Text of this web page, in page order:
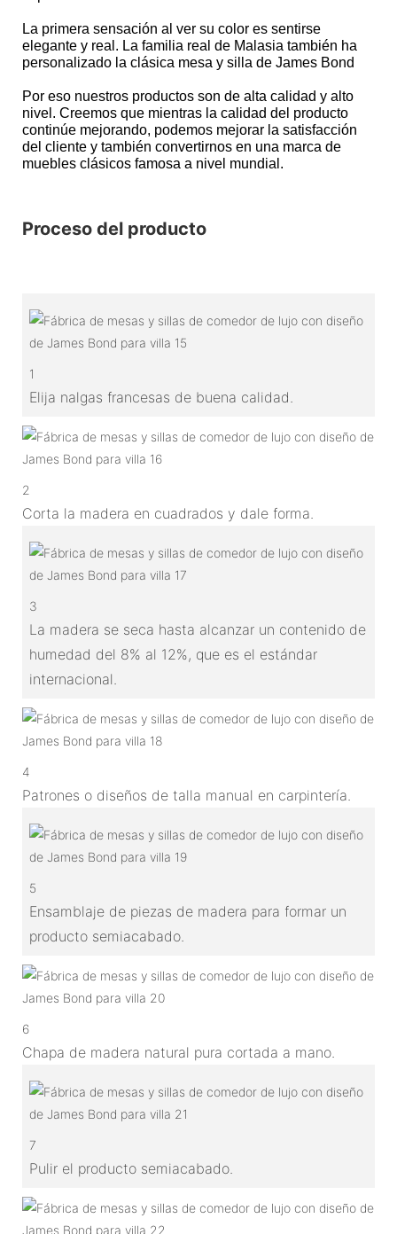
La primera sensación al ver su color es sentirse
elegante y real. La familia real de Malasia también ha
personalizado la clásica mesa y silla de James Bond
Por eso nuestros productos son de alta calidad y alto
nivel. Creemos que mientras la calidad del producto
continúe mejorando, podemos mejorar la satisfacción
del cliente y también convertirnos en una marca de
muebles clásicos famosa a nivel mundial.
Proceso del producto
1
Elija nalgas francesas de buena calidad.
2
Corta la madera en cuadrados y dale forma.
3
La madera se seca hasta alcanzar un contenido de
humedad del 8% al 12%, que es el estándar
internacional.
4
Patrones o diseños de talla manual en carpintería.
5
Ensamblaje de piezas de madera para formar un
producto semiacabado.
6
Chapa de madera natural pura cortada a mano.
7
Pulir el producto semiacabado.